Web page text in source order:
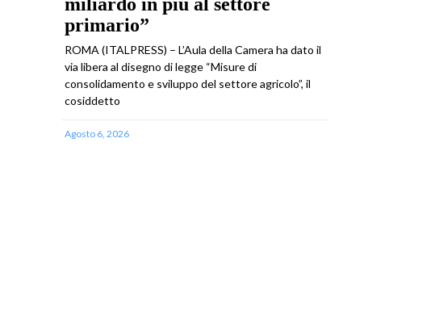
primario”
ROMA (ITALPRESS) – L’Aula della Camera ha dato il
via libera al disegno di legge “Misure di
consolidamento e sviluppo del settore agricolo”, il
cosiddetto
Agosto 6, 2026